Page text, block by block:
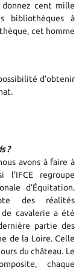
cent mille
bibliothèques à
cet homme
d’obtenir
?
avons à faire à
regroupe
d’Équitation.
des réalités
de cavalerie a été
partie des
de la Loire. Celle
du château. Le
chaque